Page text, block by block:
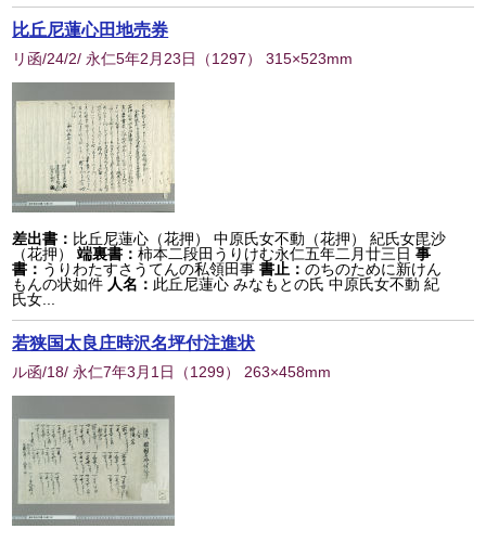
比丘尼蓮心田地売券
リ函/24/2/ 永仁5年2月23日 （1297） 315×523mm
差出書： 比丘尼蓮心（花押） 中原氏女不動（花押） 紀氏女毘沙
（花押）
端裏書：柿本二段田うりけむ永仁五年二月廿三日 事
書： うりわたすさうてんの私領田事 書止：のちのために新けん
もんの状如件 人名： 此丘尼蓮心 みなもとの氏 中原氏女不動 紀
氏女...
若狭国太良庄時沢名坪付注進状
ル函/18/ 永仁7年3月1日 （1299） 263×458mm